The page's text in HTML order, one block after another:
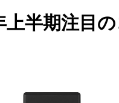
上半期注目